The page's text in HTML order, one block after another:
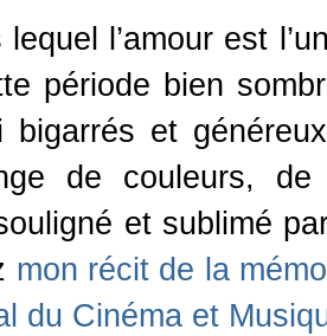
l’amour est
période bien
bigarrés et
de couleurs,
et sublimé
mon récit de la
du Cinéma et